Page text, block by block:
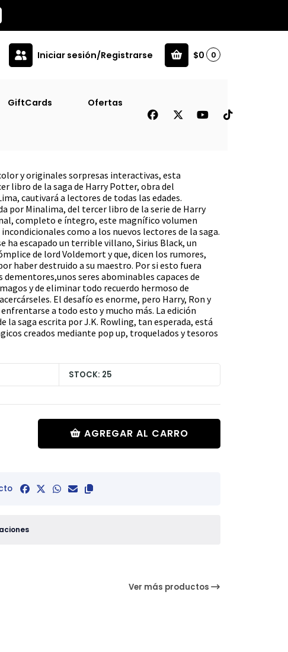
Iniciar sesión/Registrarse $0 0
GiftCards Ofertas
El Prisionero De Azkaban #3
y originales sorpresas interactivas, esta
libro de la saga de Harry Potter, obra del
cautivará a lectores de todas las edades.
por Minalima, del tercer libro de la serie de Harry
completo e íntegro, este magnífico volumen
como a los nuevos lectores de la saga.
ha escapado un terrible villano, Sirius Black, un
de lord Voldemort y que, dicen los rumores,
haber destruido a su maestro. Por si esto fuera
seres abominables capaces de
y de eliminar todo recuerdo hermoso de
El desafío es enorme, pero Harry, Ron y
a todo esto y mucho más. La edición
la saga escrita por J.K. Rowling, tan esperada, está
creados mediante pop up, troquelados y tesoros
STOCK: 25
AGREGAR AL CARRO
Ver más productos